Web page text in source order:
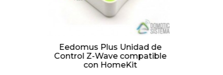
Eedomus Plus Unidad de
Control Z-Wave compatible
con HomeKit